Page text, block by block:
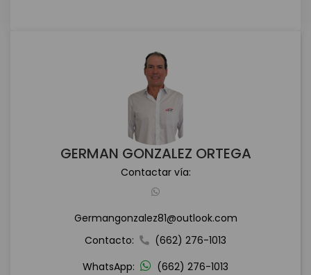
GERMAN GONZALEZ ORTEGA
Contactar vía:
Germangonzalez81@outlook.com
Contacto:
(662) 276-1013
WhatsApp:
(662) 276-1013